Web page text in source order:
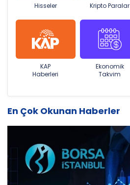
Hisseler Kripto Paralar
KAP
Haberleri
Ekonomik
Takvim
En Çok Okunan Haberler